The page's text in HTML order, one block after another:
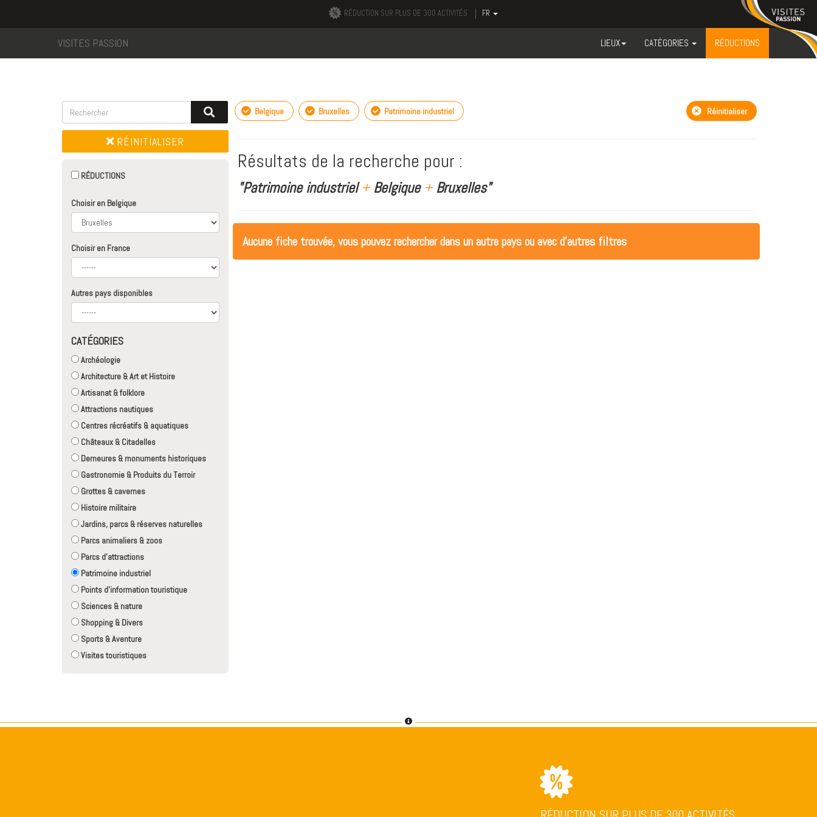
RÉDUCTION SUR PLUS DE 300 ACTIVITÉS FR
VISITES PASSION LIEUX CATÉGORIES RÉDUCTIONS
RÉINITIALISER
RÉDUCTIONS
Choisir en Belgique
Choisir en France
Autres pays disponibles
CATÉGORIES
Archéologie
Architecture & Art et Histoire
Artisanat & folklore
Attractions nautiques
Centres récréatifs & aquatiques
Châteaux & Citadelles
Demeures & monuments historiques
Gastronomie & Produits du Terroir
Grottes & cavernes
Histoire militaire
Jardins, parcs & réserves naturelles
Parcs animaliers & zoos
Parcs d'attractions
Patrimoine industriel
Points d'information touristique
Sciences & nature
Shopping & Divers
Sports & Aventure
Visites touristiques
Belgique Bruxelles Patrimoine industriel Réinitialiser
Résultats de la recherche pour :
"Patrimoine industriel+Belgique +Bruxelles"
Aucune fiche trouvée, vous pouvez rechercher dans un autre pays ou avec d'autres filtres